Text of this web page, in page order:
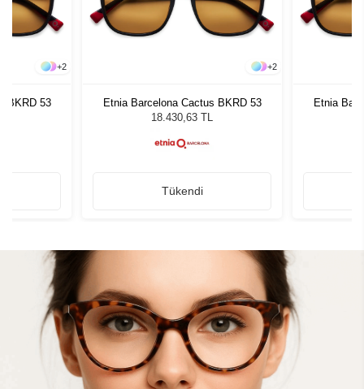
+2
BKRD 53
+2
Etnia Barcelona Cactus BKRD 53
18.430,63 TL
Tükendi
Etnia